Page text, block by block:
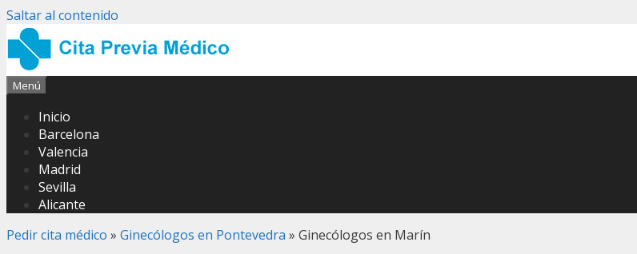
Saltar al contenido
Menú
Inicio
Barcelona
Valencia
Madrid
Sevilla
Alicante
Pedir cita médico » Ginecólogos en Pontevedra » Ginecólogos en Marín